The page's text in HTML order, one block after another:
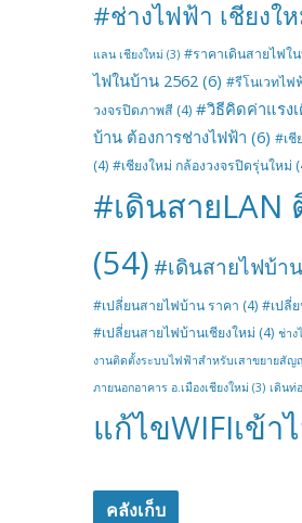
#ช่างไฟฟ้า เชียงใ
แลน เชียงใหม่ (3) #ราคาเดินสายไฟใ
ไฟในบ้าน 2562 (6) #รีโนเวทไฟ
วงจรปิดภาพสี (4) #วิธีคิดค่าแรง
บ้าน ต้องการช่างไฟฟ้า (6) #เชี
(4) #เชียงใหม่ กล้องวงจรปิดรุ่นใหม่
#เดินสายLAN
(54) #เดินสายไฟบ้า
#เปลี่ยนสายไฟบ้าน ราคา (4) #เปลี่
#เปลี่ยนสายไฟบ้านเชียงใหม่ (4) ช่าง
งานติดตั้งระบบไฟฟ้าสำหรับเสาขยายสัญ
ภายนอกอาคาร อ.เมืองเชียงใหม่ (3) เดินท่
แก้ไขWIFIเข้า
คลังเก็บ